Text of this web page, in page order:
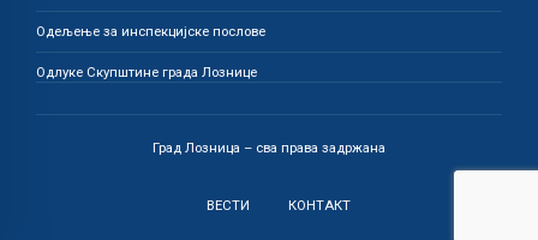
Одељење за инспекцијске послове
Одлуке Скупштине града Лознице
Град Лозница – сва права задржана
ВЕСТИ КОНТАКТ